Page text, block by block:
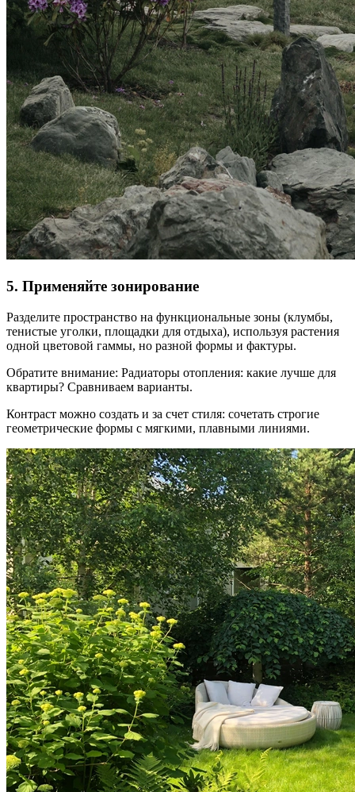
5. Применяйте зонирование
Разделите пространство на функциональные зоны (клумбы,
тенистые уголки, площадки для отдыха), используя растения
одной цветовой гаммы, но разной формы и фактуры.
Обратите внимание: Радиаторы отопления: какие лучше для
квартиры? Сравниваем варианты.
Контраст можно создать и за счет стиля: сочетать строгие
геометрические формы с мягкими, плавными линиями.